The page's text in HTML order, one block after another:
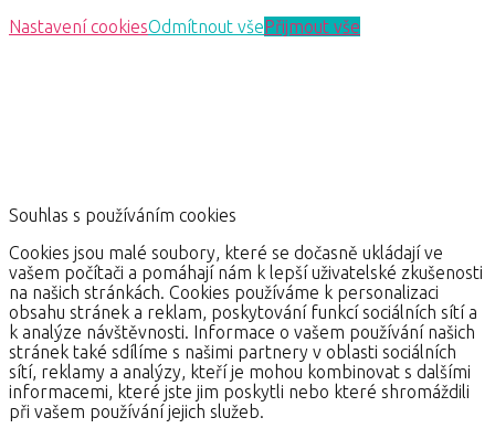
Nastavení cookiesOdmítnout všePřijmout vše
Souhlas s používáním cookies
Cookies jsou malé soubory, které se dočasně ukládají ve
vašem počítači a pomáhají nám k lepší uživatelské zkušenosti
na našich stránkách. Cookies používáme k personalizaci
obsahu stránek a reklam, poskytování funkcí sociálních sítí a
k analýze návštěvnosti. Informace o vašem používání našich
stránek také sdílíme s našimi partnery v oblasti sociálních
sítí, reklamy a analýzy, kteří je mohou kombinovat s dalšími
informacemi, které jste jim poskytli nebo které shromáždili
při vašem používání jejich služeb.